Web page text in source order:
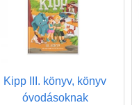
Kipp III. könyv, könyv
óvodásoknak